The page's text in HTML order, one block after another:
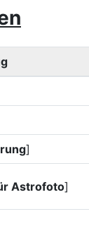
]
Astrofoto]